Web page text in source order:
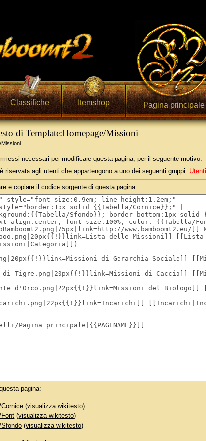
Classifiche Itemshop Pagina principale
di Template:Homepage/Missioni
Missioni
necessari per modificare questa pagina, per il seguente motivo:
riservata agli utenti che appartengono a uno dei seguenti gruppi: Utenti
e copiare il codice sorgente di questa pagina.
pagina:
Cornice (visualizza wikitesto)
Font (visualizza wikitesto)
Sfondo (visualizza wikitesto)